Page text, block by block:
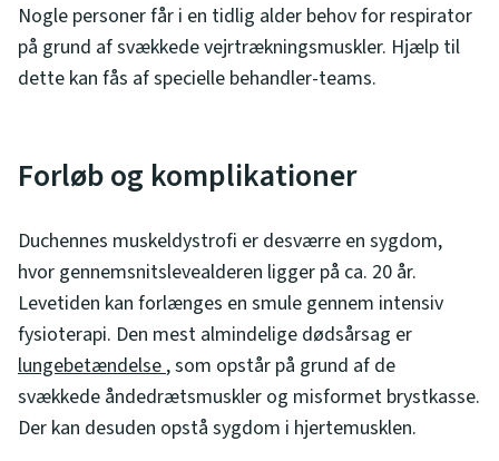
Nogle personer får i en tidlig alder behov for respirator
på grund af svækkede vejrtrækningsmuskler. Hjælp til
dette kan fås af specielle behandler-teams.
Forløb og komplikationer
Duchennes muskeldystrofi er desværre en sygdom,
hvor gennemsnitslevealderen ligger på ca. 20 år.
Levetiden kan forlænges en smule gennem intensiv
fysioterapi. Den mest almindelige dødsårsag er
lungebetændelse , som opstår på grund af de
svækkede åndedrætsmuskler og misformet brystkasse.
Der kan desuden opstå sygdom i hjertemusklen.